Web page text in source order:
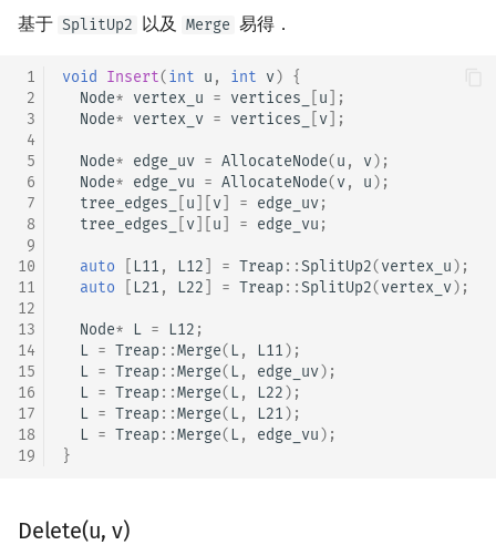
基于 SplitUp2 以及 Merge 易得．
1
2
3
4
5
6
7
8
9
10
11
12
13
14
15
16
17
18
19
void Insert(int u , int v) {
Node* vertex_u = vertices_ u ];
Node* vertex_v = vertices_ v ];
Node* edge_uv = AllocateNode(u , v);
Node* edge_vu = AllocateNode(v, u);
tree_edges_
u v = edge_uv;
tree_edges_
v u = edge_vu ;
auto L11 , L12 = Treap ::SplitUp2(vertex_u);
auto
L21 , L22 = Treap ::SplitUp2(vertex_v);
Node* L = L12 ;
L = Treap ::Merge(L, L11);
L = Treap ::Merge(L, edge_uv);
L = Treap ::Merge(L, L22);
L = Treap ::Merge(L, L21);
L = Treap ::Merge(L, edge_vu);
}
Delete(u, v)